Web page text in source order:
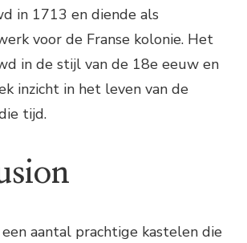
in 1713 en diende als
voor de Franse kolonie. Het
in de stijl van de 18e eeuw en
inzicht in het leven van de
tijd.
aantal prachtige kastelen die